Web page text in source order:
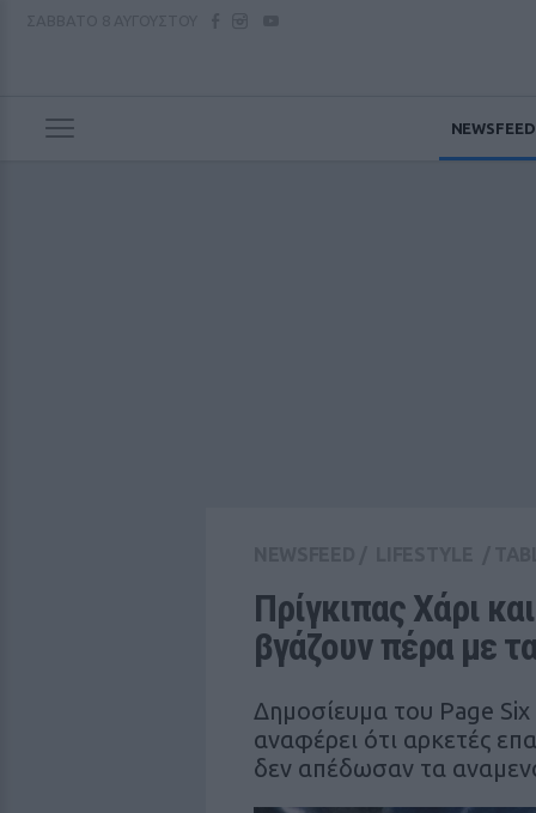
NEWSFEED
Πρίγκιπας Χάρι
βγάζουν πέρα με
Δημοσίευμα του Page Six
αναφέρει ότι αρκετές
δεν απέδωσαν τα